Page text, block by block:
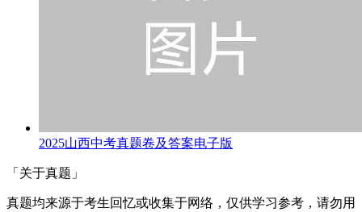
2025山西中考真题卷及答案电子版
「关于真题」
真题均来源于考生回忆或收集于网络，仅供学习参考，请勿用